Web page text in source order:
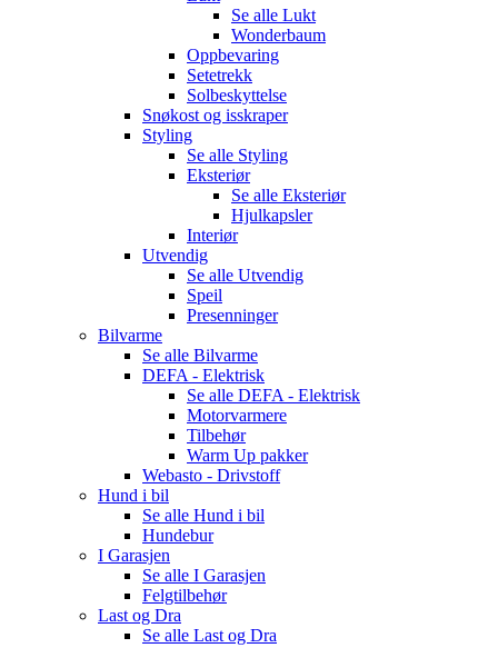
Se alle Lukt
Wonderbaum
Oppbevaring
Setetrekk
Solbeskyttelse
Snøkost og isskraper
Styling
Se alle Styling
Eksteriør
Se alle Eksteriør
Hjulkapsler
Interiør
Utvendig
Se alle Utvendig
Speil
Presenninger
Bilvarme
Se alle Bilvarme
DEFA - Elektrisk
Se alle DEFA - Elektrisk
Motorvarmere
Tilbehør
Warm Up pakker
Webasto - Drivstoff
Hund i bil
Se alle Hund i bil
Hundebur
I Garasjen
Se alle I Garasjen
Felgtilbehør
Last og Dra
Se alle Last og Dra